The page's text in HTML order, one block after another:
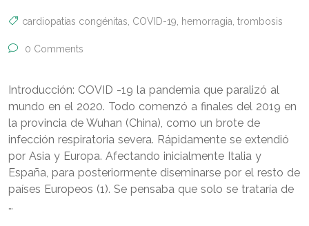
cardiopatías congénitas COVID-19 hemorragia trombosis
0 Comments
Introducción: COVID -19 la pandemia que paralizó al
mundo en el 2020. Todo comenzó a finales del 2019 en
la provincia de Wuhan (China), como un brote de
infección respiratoria severa. Rápidamente se extendió
por Asia y Europa. Afectando inicialmente Italia y
España, para posteriormente diseminarse por el resto de
países Europeos (1). Se pensaba que solo se trataría de
…